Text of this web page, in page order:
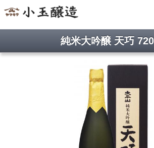
純米大吟醸 天巧